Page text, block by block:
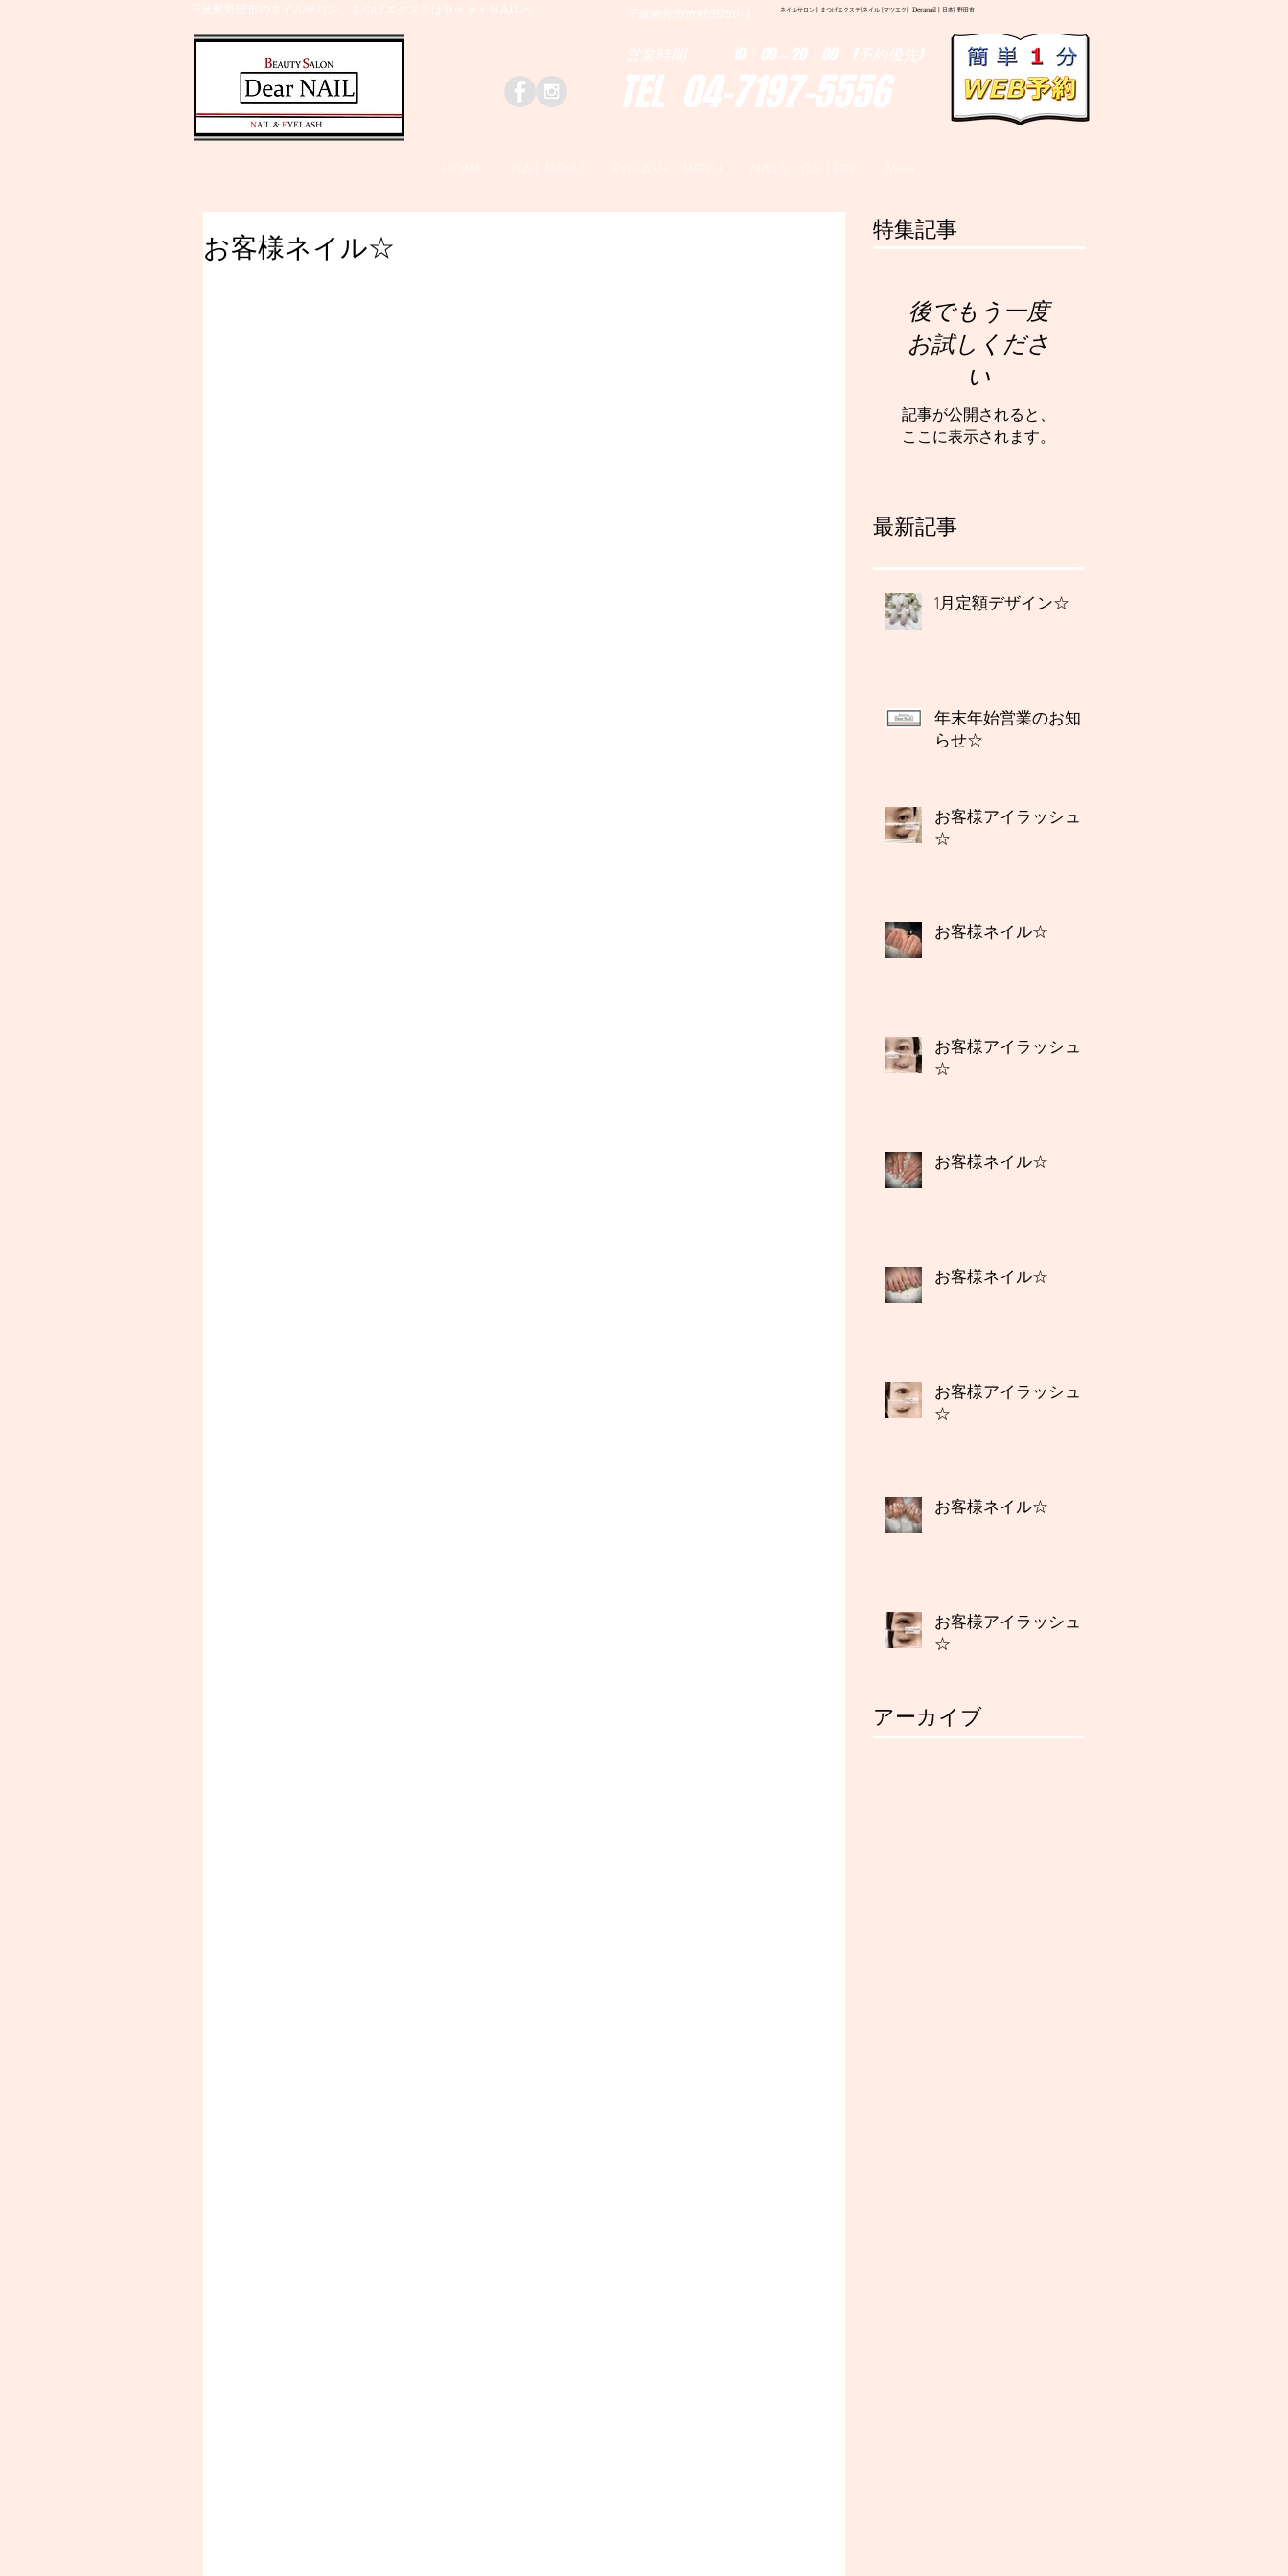
千葉県野田市のネイルサロン、まつげエクステはＤｅａｒＮAILへ ネイルサロン | まつげエクステ|ネイル |マツエク| Deranail | 日本| 野田市
千葉県野田市野田790-1
​NAIL & EYELASH
TEL 04-7197-5556
営業時間 10：00～20：00 (予約優先)
お客様ネイル☆
特集記事
後でもう一度
お試しくださ
い
記事が公開されると、
ここに表示されます。
最新記事
1月定額デザイン☆
年末年始営業のお知
らせ☆
お客様アイラッシュ
☆
お客様ネイル☆
お客様アイラッシュ
☆
お客様ネイル☆
お客様ネイル☆
お客様アイラッシュ
☆
お客様ネイル☆
お客様アイラッシュ
☆
アーカイブ